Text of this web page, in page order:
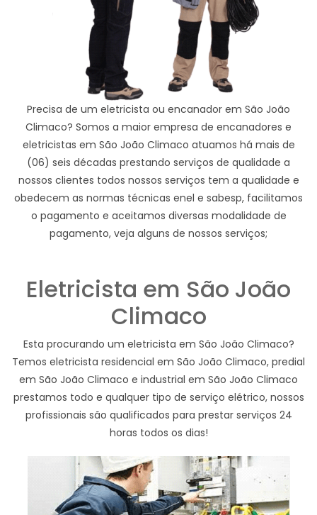
Precisa de um eletricista ou encanador em São João
Climaco? Somos a maior empresa de encanadores e
eletricistas em São João Climaco atuamos há mais de
(06) seis décadas prestando serviços de qualidade a
nossos clientes todos nossos serviços tem a qualidade e
obedecem as normas técnicas enel e sabesp, facilitamos
o pagamento e aceitamos diversas modalidade de
pagamento, veja alguns de nossos serviços;
Eletricista em São João
Climaco
Esta procurando um eletricista em São João Climaco?
Temos eletricista residencial em São João Climaco, predial
em São João Climaco e industrial em São João Climaco
prestamos todo e qualquer tipo de serviço elétrico, nossos
profissionais são qualificados para prestar serviços 24
horas todos os dias!